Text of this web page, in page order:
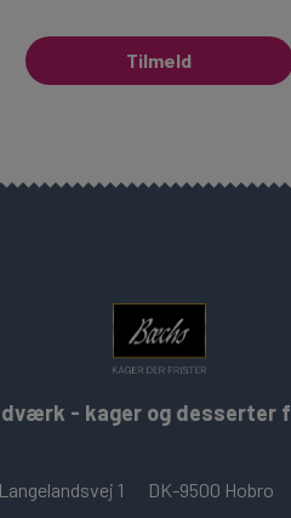
Tilmeld
- kager og
Langelandsvej 1 DK-9500 Hobro